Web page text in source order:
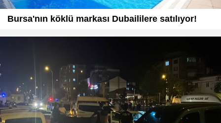
Bursa'nın köklü markası Dubaililere satılıyor!